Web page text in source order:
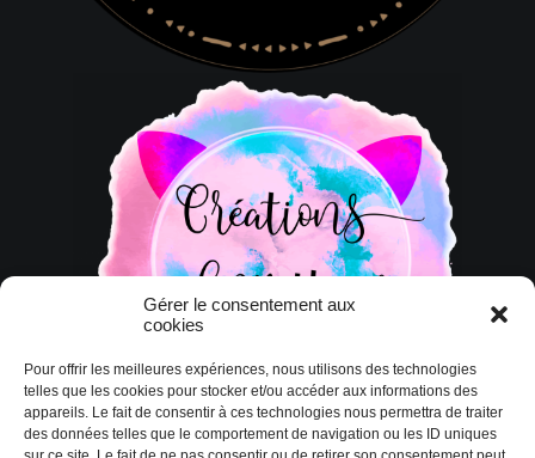
Gérer le consentement aux
cookies
Pour offrir les meilleures expériences, nous utilisons des technologies
telles que les cookies pour stocker et/ou accéder aux informations des
appareils. Le fait de consentir à ces technologies nous permettra de traiter
des données telles que le comportement de navigation ou les ID uniques